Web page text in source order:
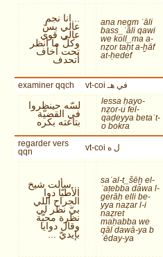
...انا نجم
عالي بسّ
عالي قوي
وكلّ ما أنظر
تحت أخاف
أتحدف
ana negm ʿāli
bass_ʿāli qawi
we koll_ma a-
nẓor taḥt a-ḫāf
at-ḥedef
examiner qqch vt-coi في هـ
لسّه حينظروا
في القضيّة
بتاعته بكره
lessa ḥayo-
nẓor-u fel-
qaḍeyya betaʿt-
o bokra
regarder vers
qqn
vt-coi ل ه
...سألت شيخ
الأطبّا دوا
الجراح اللي
بيّ نظر لي
نظرة محبّة
وقال دوايا
بإيديّ ...
saʾal-t_šēḫ el-
ʾaṭebba dawa l-
gerāḥ elli be-
yya naẓar l-i
naẓret
maḥabba we
qāl dawā-ya b
ʾēday-ya